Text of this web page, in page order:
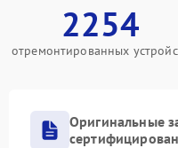
2254
отремонтированных
Оригинальные